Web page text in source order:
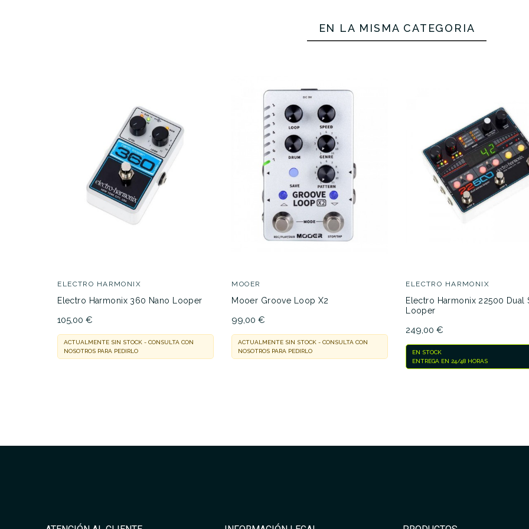
No hay características para
EN LA MISMA CATEGORÍA
ELECTRO HARMONIX
Electro Harmonix 360 Nano Looper
105,00 €
ACTUALMENTE SIN STOCK - CONSULTA CON
NOSOTROS PARA PEDIRLO
MOOER
Mooer Groove Loop X2
99,00 €
ACTUALMENTE SIN STOCK - CONSULTA CON
NOSOTROS PARA PEDIRLO
ELECTRO HARMONIX
Electro Harmonix 22500 Dual
Looper
249,00 €
EN STOCK
ENTREGA EN 24/48 HORAS